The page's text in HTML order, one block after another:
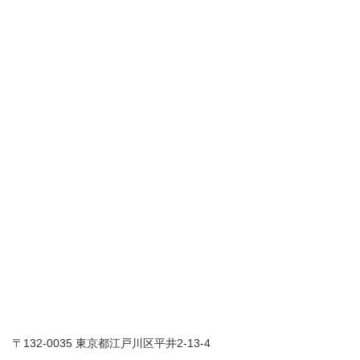
〒132-0035 東京都江戸川区平井2-13-4